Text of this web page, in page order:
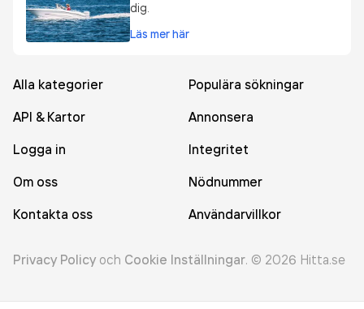
dig.
Läs mer här
Alla kategorier
Populära sökningar
API & Kartor
Annonsera
Logga in
Integritet
Om oss
Nödnummer
Kontakta oss
Användarvillkor
Privacy Policy och Cookie Inställningar. © 2026 Hitta.se